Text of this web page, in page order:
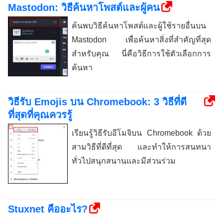
Mastodon: วิธีค้นหาโพสต์และผู้คน
ค้นพบวิธีค้นหาโพสต์และผู้ใช้รายอื่นบน
Mastodon เพื่อค้นหาสิ่งที่สำคัญที่สุด
สำหรับคุณ นี่คือวิธีการใช้ตัวเลือกการ
ค้นหา
วิธีรับ Emojis บน Chromebook: 3 วิธีที่ดี
ที่สุดที่คุณควรรู้
เรียนรู้วิธีรับอีโมจิบน Chromebook ด้วย
สามวิธีที่ดีที่สุด และทำให้การสนทนา
ทั่วไปสนุกสนานและมีส่วนร่วม
Stuxnet คืออะไร?